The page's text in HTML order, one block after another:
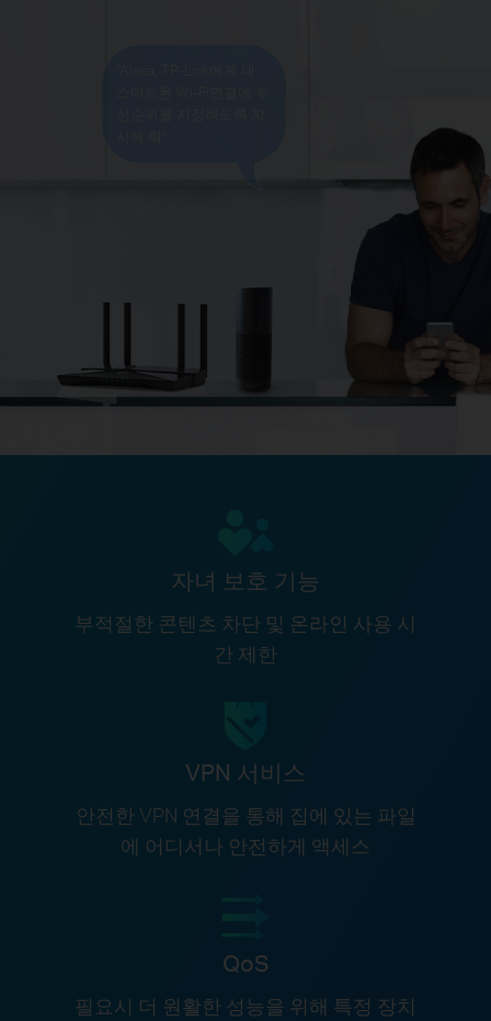
자녀 보호 기능
부적절한 콘텐츠 차단 및 온라인 사용 시
간 제한
VPN 서비스
안전한 VPN 연결을 통해 집에 있는 파일
에 어디서나 안전하게 액세스
QoS
필요시 더 원활한 성능을 위해 특정 장치